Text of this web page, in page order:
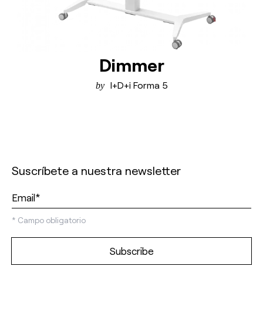
Dimmer
I+D+i Forma 5
Suscríbete a nuestra newsletter
* Campo obligatorio